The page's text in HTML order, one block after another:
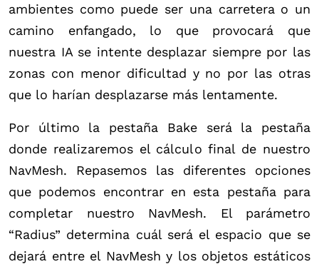
ambientes como puede ser una carretera o un
camino enfangado, lo que provocará que
nuestra IA se intente desplazar siempre por las
zonas con menor dificultad y no por las otras
que lo harían desplazarse más lentamente.
Por último la pestaña Bake será la pestaña
donde realizaremos el cálculo final de nuestro
NavMesh. Repasemos las diferentes opciones
que podemos encontrar en esta pestaña para
completar nuestro NavMesh. El parámetro
“Radius” determina cuál será el espacio que se
dejará entre el NavMesh y los objetos estáticos